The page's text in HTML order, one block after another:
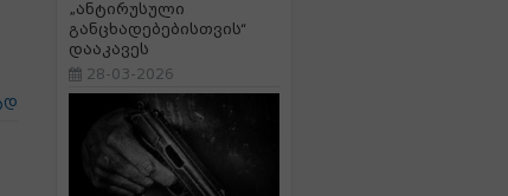
„ანტირუსული
განცხადებებისთვის“
დააკავეს
28-03-2026